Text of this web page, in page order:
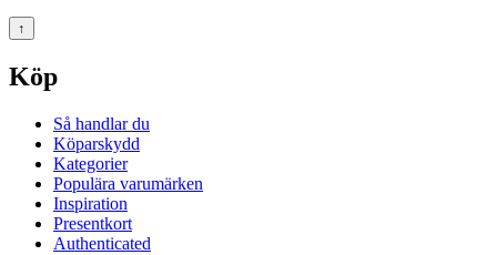
↑
Köp
Så handlar du
Köparskydd
Kategorier
Populära varumärken
Inspiration
Presentkort
Authenticated